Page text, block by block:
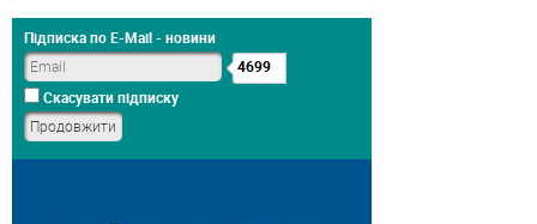
Підписка по E-Mail - новини
4699
Скасувати підписку